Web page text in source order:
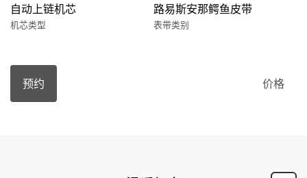
自动上链机芯
机芯类型
路易斯安那鳄鱼皮带
表带类别
预约 价格